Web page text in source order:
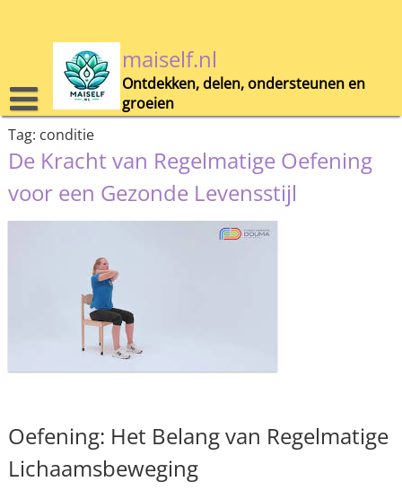
maiself.nl
Ontdekken, delen, ondersteunen en
groeien
Tag: conditie
De Kracht van Regelmatige Oefening
voor een Gezonde Levensstijl
Oefening: Het Belang van Regelmatige
Lichaamsbeweging